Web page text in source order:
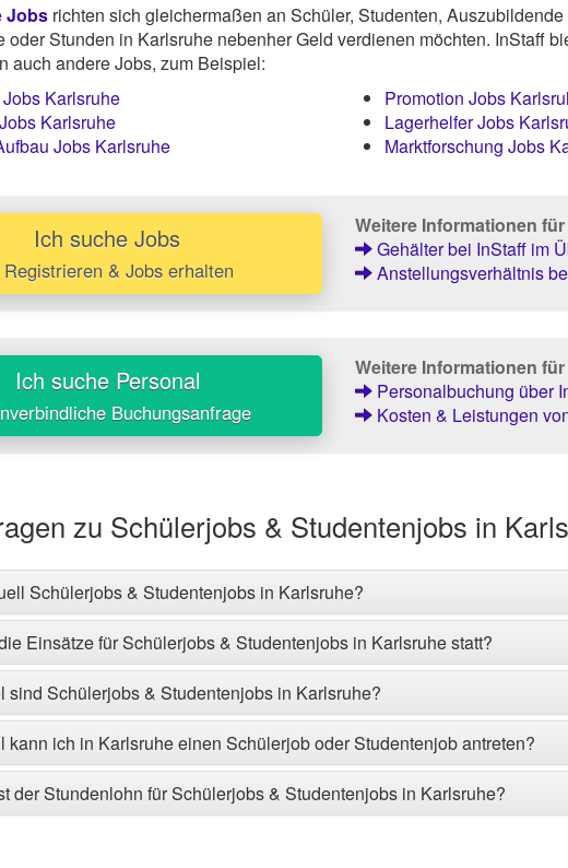
Jobs richten sich gleichermaßen an Schüler, Studenten,
oder Stunden in Karlsruhe nebenher Geld verdienen möchten. InStaff
auch andere Jobs, zum Beispiel:
Karlsruhe
Karlsruhe
Jobs Karlsruhe
Promotion Jobs
Lagerhelfer Jobs
Marktforschung Jobs
Ich suche Jobs
Registrieren & Jobs erhalten
Weitere Informationen
Gehälter bei InStaff im
Anstellungsverhältnis
Ich suche Personal
Buchungsanfrage
Weitere Informationen
Personalbuchung über
Kosten & Leistungen
zu Schülerjobs & Studentenjobs in
Schülerjobs & Studentenjobs in Karlsruhe?
Einsätze für Schülerjobs & Studentenjobs in Karlsruhe statt?
sind Schülerjobs & Studentenjobs in Karlsruhe?
kann ich in Karlsruhe einen Schülerjob oder Studentenjob antreten?
der Stundenlohn für Schülerjobs & Studentenjobs in Karlsruhe?